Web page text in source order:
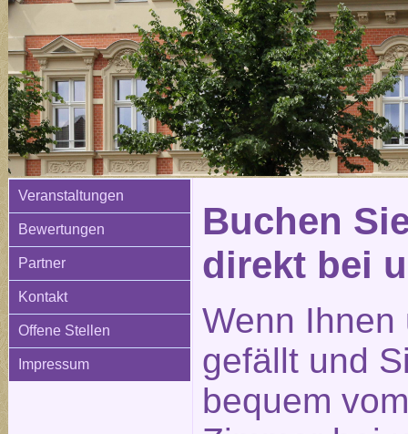
Veranstaltungen
Bewertungen
Partner
Kontakt
Offene Stellen
Impressum
Buchen
direkt bei
Wenn Ihnen
gefällt und
bequem